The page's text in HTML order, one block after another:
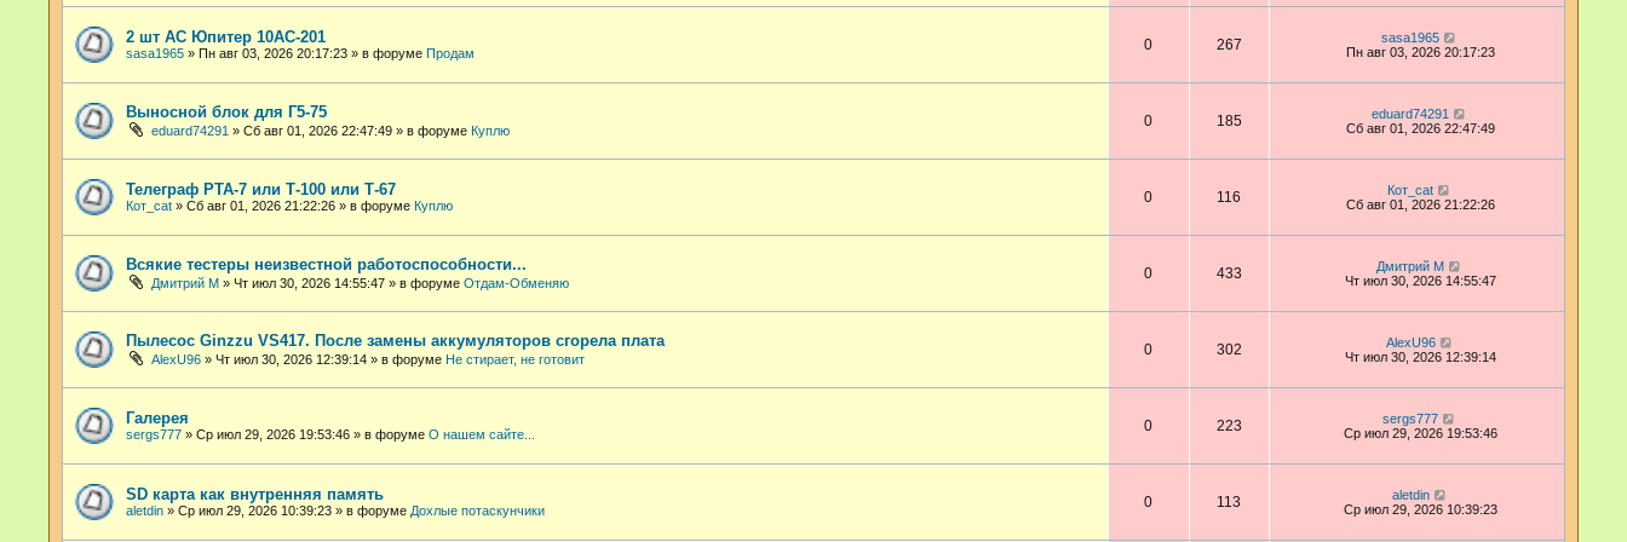
2 шт АС Юпитер 10АС-201
sasa1965 » Пн авг 03, 2026 20:17:23 » в форуме Продам
0 267
sasa1965
Пн авг 03, 2026 20:17:23
Выносной блок для Г5-75
eduard74291 » Сб авг 01, 2026 22:47:49 » в форуме Куплю
0 185
eduard74291
Сб авг 01, 2026 22:47:49
Телеграф РТА-7 или Т-100 или Т-67
Кот_cat » Сб авг 01, 2026 21:22:26 » в форуме Куплю
0 116
Кот_cat
Сб авг 01, 2026 21:22:26
Всякие тестеры неизвестной работоспособности...
Дмитрий М » Чт июл 30, 2026 14:55:47 » в форуме Отдам-Обменяю
0 433
Дмитрий М
Чт июл 30, 2026 14:55:47
Пылесос Ginzzu VS417. После замены аккумуляторов сгорела плата
AlexU96 » Чт июл 30, 2026 12:39:14 » в форуме Не стирает, не готовит
0 302
AlexU96
Чт июл 30, 2026 12:39:14
Галерея
sergs777 » Ср июл 29, 2026 19:53:46 » в форуме О нашем сайте...
0 223
sergs777
Ср июл 29, 2026 19:53:46
SD карта как внутренняя память
aletdin » Ср июл 29, 2026 10:39:23 » в форуме Дохлые потаскунчики
0 113
aletdin
Ср июл 29, 2026 10:39:23